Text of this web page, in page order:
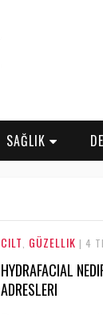
SAĞLIK
CILT GÜZELLIK | 4
HYDRAFACIAL
ADRESLERI